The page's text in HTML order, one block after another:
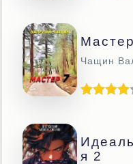
Чащин
Я 2